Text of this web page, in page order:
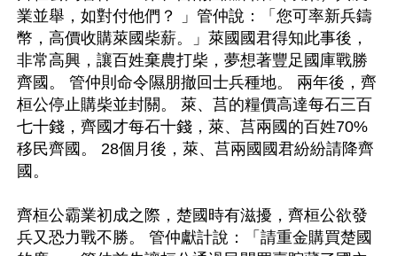
業並舉，如對付他們？ 」管仲說：「您可率新兵鑄
幣，高價收購萊國柴薪。」萊國國君得知此事後，
非常高興，讓百姓棄農打柴，夢想著豐足國庫戰勝
齊國。 管仲則命令隰朋撤回士兵種地。 兩年後，齊
桓公停止購柴並封關。 萊、莒的糧價高達每石三百
七十錢，齊國才每石十錢，萊、莒兩國的百姓70%
移民齊國。 28個月後，萊、莒兩國國君紛紛請降齊
國。
齊桓公霸業初成之際，楚國時有滋擾，齊桓公欲發
兵又恐力戰不勝。 管仲獻計說：「請重金購買楚國